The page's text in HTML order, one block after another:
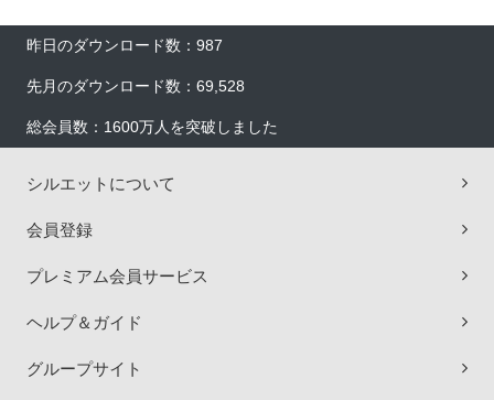
昨日のダウンロード数：987
先月のダウンロード数：69,528
総会員数：1600万人を突破しました
シルエットについて
会員登録
プレミアム会員サービス
ヘルプ＆ガイド
グループサイト